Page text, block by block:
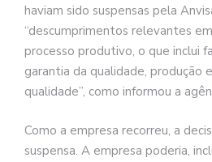
haviam sido suspensas pela
“descumprimentos relevantes
processo produtivo, o que inclui
garantia da qualidade, produção
qualidade”, como informou a
Como a empresa recorreu, a
suspensa. A empresa poderia,